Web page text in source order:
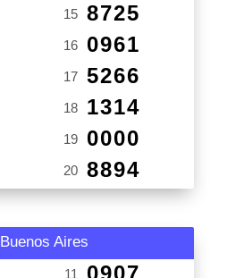
15 8725
16 0961
17 5266
18 1314
19 0000
20 8894
Buenos Aires
11 0907